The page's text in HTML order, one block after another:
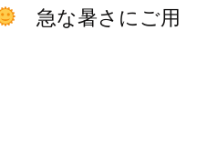
急な暑さにご用